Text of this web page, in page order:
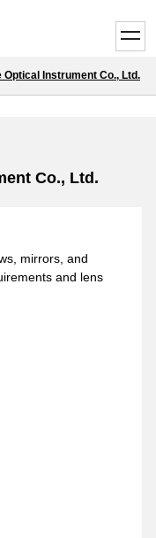
Optical Instrument Co., Ltd.
Co., Ltd.
mirrors, and
and lens